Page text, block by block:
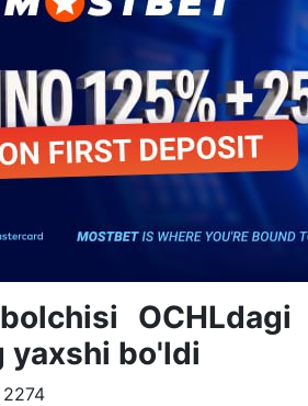
OCHLdagi
yaxshi bo'ldi
2274